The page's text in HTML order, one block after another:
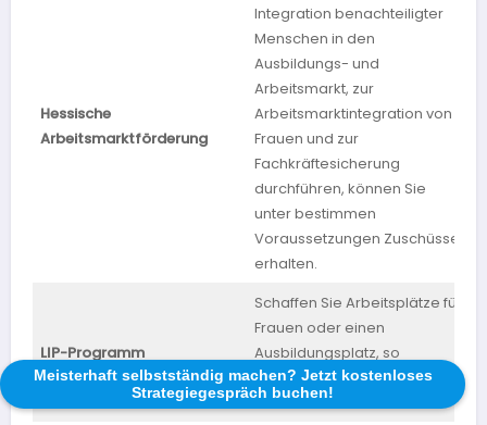
Meisterhaft selbstständig machen? Jetzt kostenloses
Strategiegespräch buchen!
Hessische
Arbeitsmarktförderung
Integration benachteiligter
Menschen in den
Ausbildungs- und
Arbeitsmarkt, zur
Arbeitsmarktintegration von
Frauen und zur
Fachkräftesicherung
durchführen, können Sie
unter bestimmen
Voraussetzungen Zuschüsse
erhalten.
LIP-Programm
Schaffen Sie Arbeitsplätze für
Frauen oder einen
Ausbildungsplatz, so
erhalten Sie pro Platz EUR
5.000.